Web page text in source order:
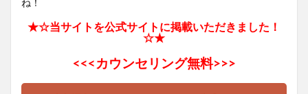
ね！
★☆当サイトを公式サイトに掲載いただきました！
☆★
<<<カウンセリング無料>>>